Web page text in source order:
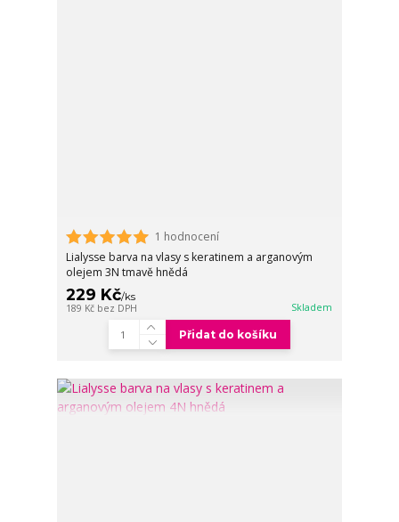
1 hodnocení
Lialysse barva na vlasy s keratinem a arganovým
olejem 3N tmavě hnědá
229 Kč/ks
189 Kč bez DPH Skladem
Přidat do košíku